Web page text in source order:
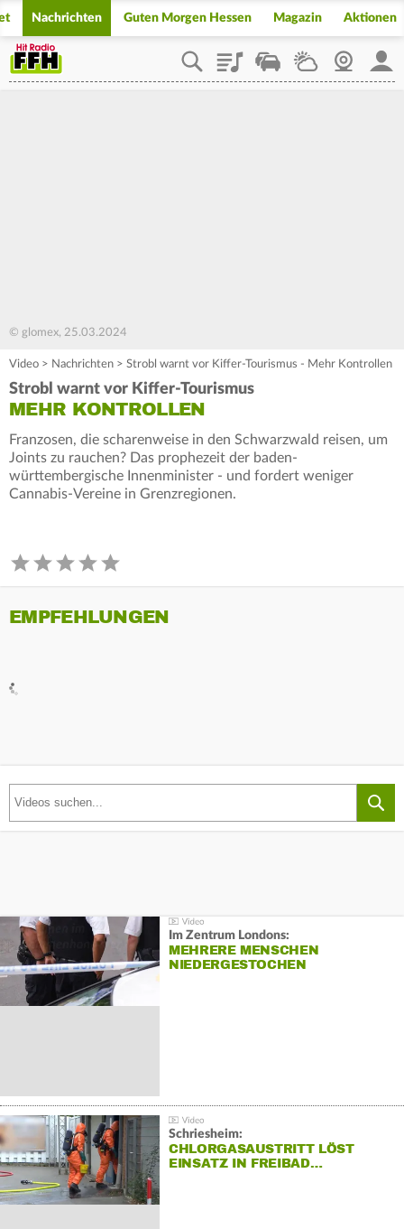
Nachrichten Guten Morgen Hessen Magazin Aktionen
PlaylistStaupilotWetterWebcam
© glomex, 25.03.2024
Video > Nachrichten > Strobl warnt vor Kiffer-Tourismus - Mehr Kontrollen
Strobl warnt vor Kiffer-Tourismus
MEHR KONTROLLEN
Franzosen, die scharenweise in den Schwarzwald reisen, um
Joints zu rauchen? Das prophezeit der baden-
württembergische Innenminister - und fordert weniger
Cannabis-Vereine in Grenzregionen.
EMPFEHLUNGEN
Im Zentrum Londons:
MEHRERE MENSCHEN
NIEDERGESTOCHEN
Schriesheim:
CHLORGASAUSTRITT LÖST
EINSATZ IN FREIBAD…